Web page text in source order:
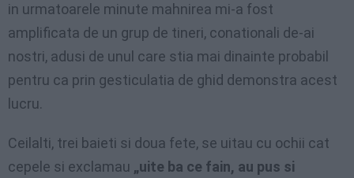
in urmatoarele minute mahnirea mi-a fost
amplificata de un grup de tineri, conationali de-ai
nostri, adusi de unul care stia mai dinainte probabil
pentru ca prin gesticulatia de ghid demonstra acest
lucru.
Ceilalti, trei baieti si doua fete, se uitau cu ochii cat
cepele si exclamau „uite ba ce fain, au pus si